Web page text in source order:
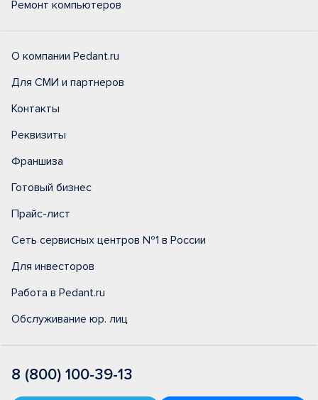
Ремонт компьютеров
О компании Pedant.ru
Для СМИ и партнеров
Контакты
Реквизиты
Франшиза
Готовый бизнес
Прайс-лист
Сеть сервисных центров №1 в России
Для инвесторов
Работа в Pedant.ru
Обслуживание юр. лиц
8 (800) 100-39-13